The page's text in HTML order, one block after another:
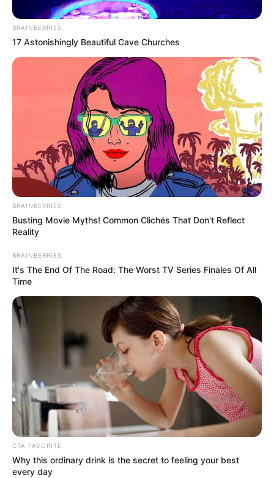
¡Le absorbió la
juventud!La actriz
Altair Jarabo
confiesa…Ver más
13 October, 2025 byadmin
BRAINBERRIES
17 Astonishingly Beautiful Cave Churches
BRAINBERRIES
Busting Movie Myths! Common Clichés That Don't Reflect
Reality
BRAINBERRIES
It's The End Of The Road: The Worst TV Series Finales Of All
Time
CTA FAVORITE
Why this ordinary drink is the secret to feeling your best
every day